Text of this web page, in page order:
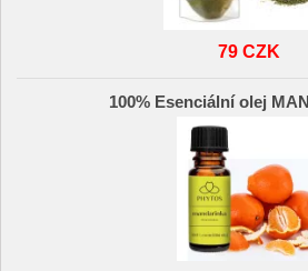
79 CZK
100% Esenciální olej